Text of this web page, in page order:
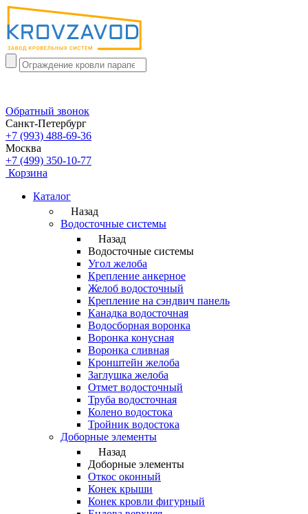
Обратный звонок
Санкт-Петербург
+7 (993) 488-69-36
Москва
+7 (499) 350-10-77
Корзина
Каталог
Назад
Водосточные системы
Назад
Водосточные системы
Угол желоба
Крепление анкерное
Желоб водосточный
Крепление на сэндвич панель
Канадка водосточная
Водосборная воронка
Воронка конусная
Воронка сливная
Кронштейн желоба
Заглушка желоба
Отмет водосточный
Труба водосточная
Колено водостока
Тройник водостока
Доборные элементы
Назад
Доборные элементы
Откос оконный
Конек крыши
Конек кровли фигурный